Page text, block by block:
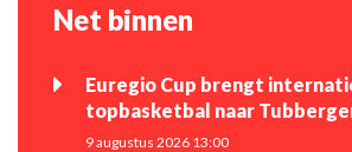
Net binnen
Euregio Cup brengt
topbasketbal naar
9 augustus 2026 13:00